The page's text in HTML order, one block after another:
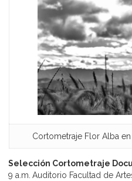
Cortometraje Flor Alba
Selección Cortometraje
9 a.m. Auditorio Facultad de